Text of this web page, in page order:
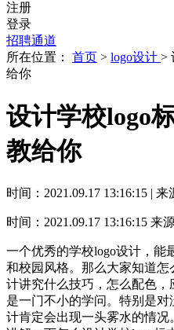
注册
登录
招聘通道
所在位置： 首页 > logo设计 >
给你
设计学校logo
教给你
时间：2021.09.17 13:16:15 |
时间：2021.09.17 13:16:15 来
一个优秀的学校logo设计，能
和校园风格。那么大家知道怎
计讲究什么技巧，怎么配色
是一门不小的学问。特别是
计肯定会出现一头雾水的情